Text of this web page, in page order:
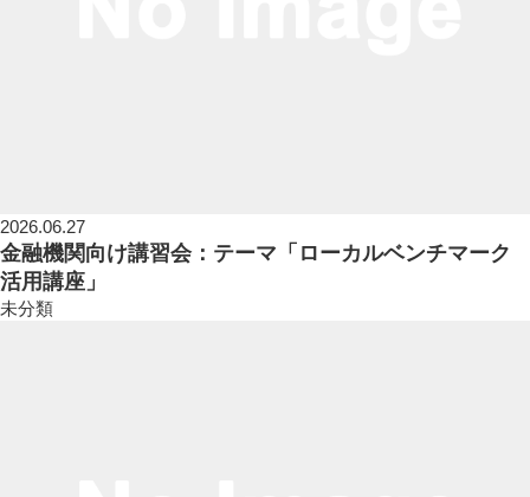
2026.06.27
金融機関向け講習会：テーマ「ローカルベンチマーク
活用講座」
未分類